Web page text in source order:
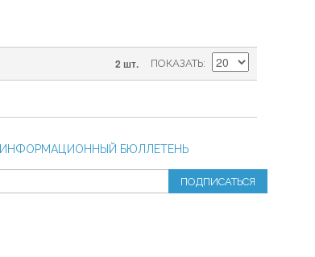
2 шт. ПОКАЗАТЬ
ИНФОРМАЦИОННЫЙ БЮЛЛЕТЕНЬ
ПОДПИСАТЬСЯ